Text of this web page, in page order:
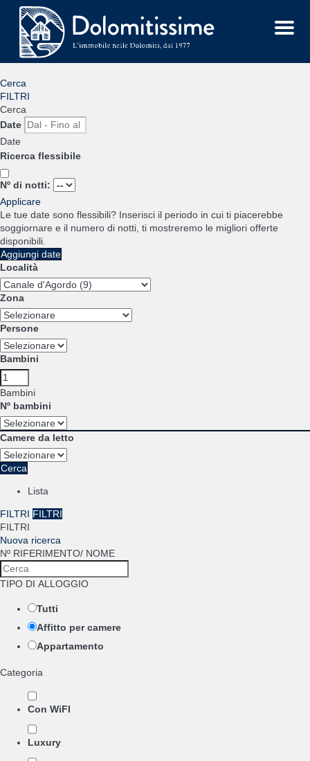
Menu
Cerca
FILTRI
Cerca
Date
Date
Ricerca flessibile
Nº di notti:
Applicare
Le tue date sono flessibili? Inserisci il periodo in cui ti piacerebbe
soggiornare e il numero di notti, ti mostreremo le migliori offerte
disponibili.
Aggiungi date
Località
Zona
Persone
Bambini
Bambini
Nº bambini
Camere da letto
Cerca
Lista
FILTRI FILTRI
FILTRI
Nuova ricerca
Nº RIFERIMENTO/ NOME
TIPO DI ALLOGGIO
Tutti
Affitto per camere
Appartamento
Categoria
Con WiFI
Luxury